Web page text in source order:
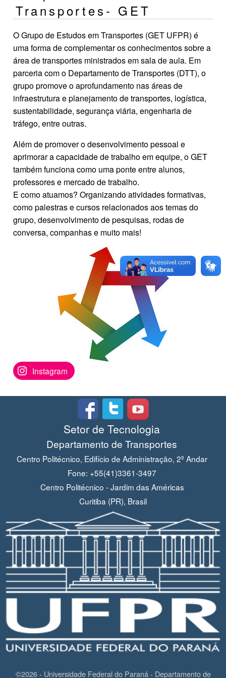
Transportes- GET
O Grupo de Estudos em Transportes (GET UFPR) é
uma forma de complementar os conhecimentos sobre a
área de transportes ministrados em sala de aula. Em
parceria com o Departamento de Transportes (DTT), o
grupo promove o aprofundamento nas áreas de
infraestrutura e planejamento de transportes, logística,
sustentabilidade, segurança viária, engenharia de
tráfego, entre outras.
Além de promover o desenvolvimento pessoal e
aprimorar a capacidade de trabalho em equipe, o GET
também funciona como uma ponte entre alunos,
professores e mercado de trabalho.
E como atuamos? Organizando atividades formativas,
como palestras e cursos relacionados aos temas do
grupo, desenvolvimento de pesquisas, rodas de
conversa, companhas e muito mais!
Instagram
Setor de Tecnologia
Departamento de Transportes
Centro Politécnico, Edifício de Administração, 2º Andar
Fone: +55(41)3361-3497
Centro Politécnico - Jardim das Américas
Curitiba (PR), Brasil
©2026 - Universidade Federal do Paraná - Departamento de